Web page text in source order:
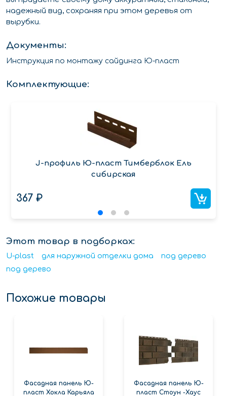
надежный вид, сохраняя при этом деревья от
вырубки.
Документы:
Инструкция по монтажу сайдинга Ю-пласт
Комплектующие:
J-профиль Ю-пласт Тимберблок Ель
сибирская
367 ₽
Этот товар в подборках:
U-plast для наружной отделки дома
под дерево
под дерево
Похожие товары
Фасадная панель Ю-
пласт Хокла Карьяла
Фасадная панель Ю-
пласт Стоун -Хаус